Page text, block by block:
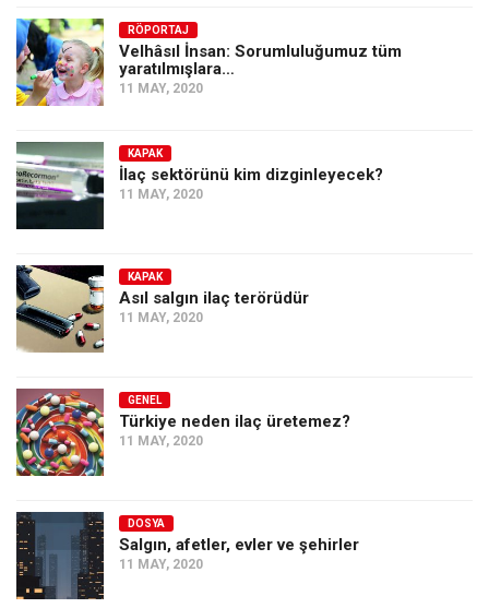
RÖPORTAJ
Velhâsıl İnsan: Sorumluluğumuz tüm
yaratılmışlara…
11 MAY, 2020
KAPAK
İlaç sektörünü kim dizginleyecek?
11 MAY, 2020
KAPAK
Asıl salgın ilaç terörüdür
11 MAY, 2020
GENEL
Türkiye neden ilaç üretemez?
11 MAY, 2020
DOSYA
Salgın, afetler, evler ve şehirler
11 MAY, 2020